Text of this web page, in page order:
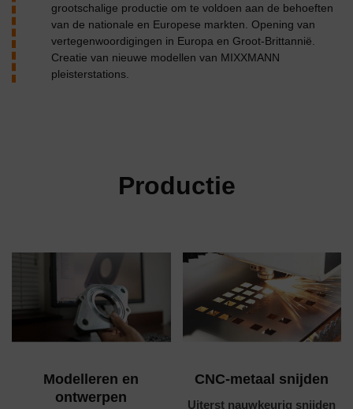
grootschalige productie om te voldoen aan de behoeften
van de nationale en Europese markten. Opening van
vertegenwoordigingen in Europa en Groot-Brittannië.
Creatie van nieuwe modellen van MIXXMANN
pleisterstations.
Productie
Modelleren en
ontwerpen
CNC-metaal snijden
Uiterst nauwkeurig snijden